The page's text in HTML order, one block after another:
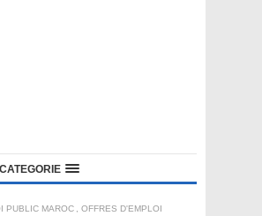
PUBLIC MAROC , OFFRES D'EMPLOI